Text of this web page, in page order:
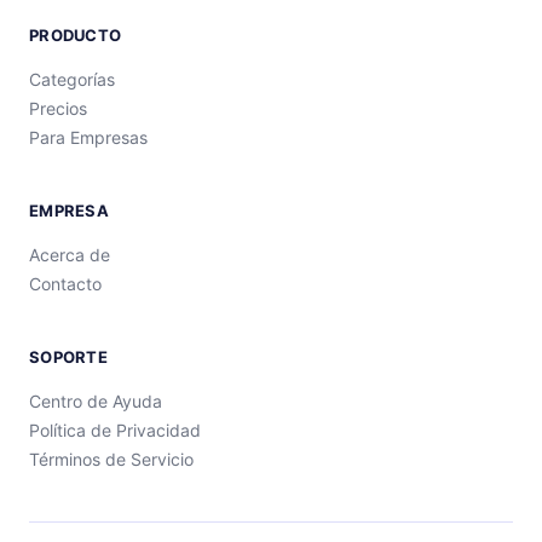
PRODUCTO
Categorías
Precios
Para Empresas
EMPRESA
Acerca de
Contacto
SOPORTE
Centro de Ayuda
Política de Privacidad
Términos de Servicio